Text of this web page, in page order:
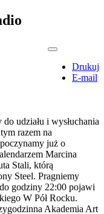
Drukuj
E-mail
do udziału i wysłuchania
razem na
już o
Marcina
Stali, którą
Steel. Pragniemy
godziny 22:00 pojawi
W Pół Rocku.
Akademia Art